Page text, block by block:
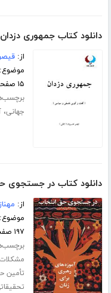
دانلود کتاب جمهوری دزدان
از:
۱۵ صفحه
جهانی،
دانلود کتاب در جستجوی
از:
۱۹۷ صفحه
تأمین